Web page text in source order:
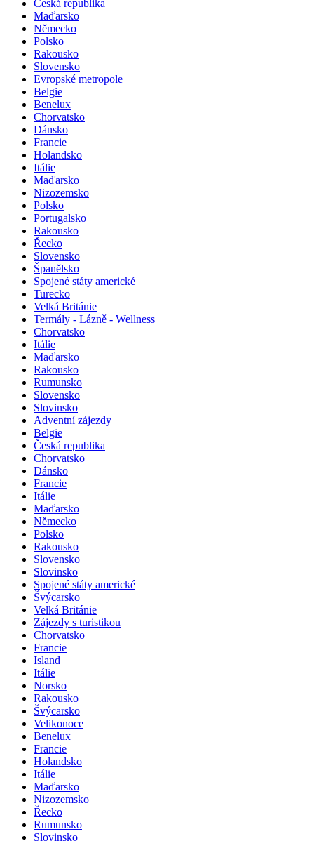
Česká republika
Maďarsko
Německo
Polsko
Rakousko
Slovensko
Evropské metropole
Belgie
Benelux
Chorvatsko
Dánsko
Francie
Holandsko
Itálie
Maďarsko
Nizozemsko
Polsko
Portugalsko
Rakousko
Řecko
Slovensko
Španělsko
Spojené státy americké
Turecko
Velká Británie
Termály - Lázně - Wellness
Chorvatsko
Itálie
Maďarsko
Rakousko
Rumunsko
Slovensko
Slovinsko
Adventní zájezdy
Belgie
Česká republika
Chorvatsko
Dánsko
Francie
Itálie
Maďarsko
Německo
Polsko
Rakousko
Slovensko
Slovinsko
Spojené státy americké
Švýcarsko
Velká Británie
Zájezdy s turistikou
Chorvatsko
Francie
Island
Itálie
Norsko
Rakousko
Švýcarsko
Velikonoce
Benelux
Francie
Holandsko
Itálie
Maďarsko
Nizozemsko
Řecko
Rumunsko
Slovinsko